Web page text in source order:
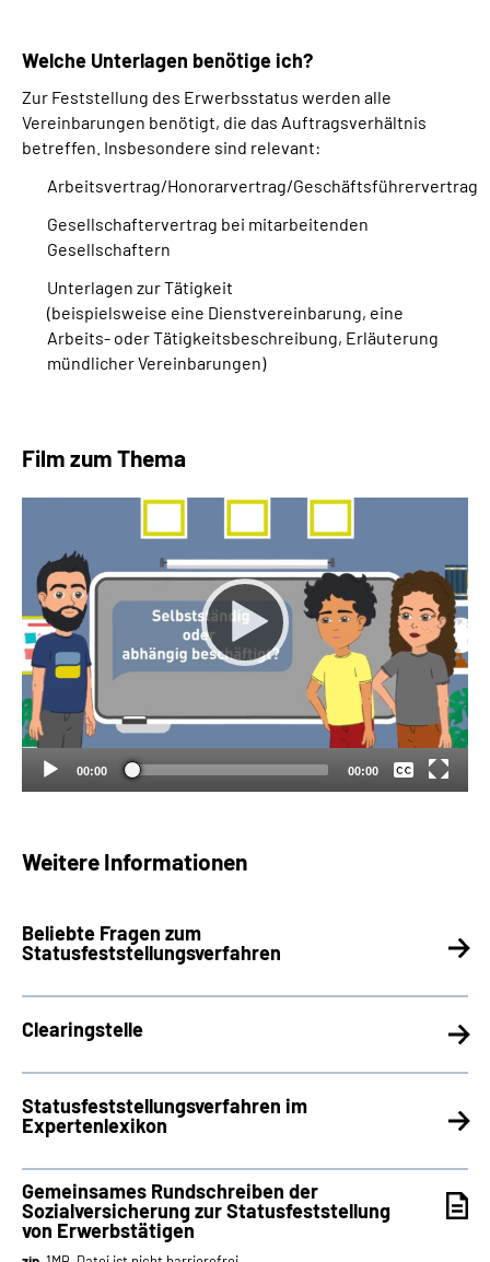
Welche Unterlagen benötige ich?
Zur Feststellung des Erwerbsstatus werden alle
Vereinbarungen benötigt, die das Auftragsverhältnis
betreffen. Insbesondere sind relevant:
Arbeitsvertrag/Honorarvertrag/Geschäftsführervertrag
Gesellschaftervertrag bei mitarbeitenden
Gesellschaftern
Unterlagen zur Tätigkeit
(beispielsweise eine Dienstvereinbarung, eine
Arbeits- oder Tätigkeitsbeschreibung, Erläuterung
mündlicher Vereinbarungen)
Film zum Thema
00:00 00:00
Keine
Deutsch
Weitere Informationen
Beliebte Fragen zum
Statusfeststellungsverfahren
Clearingstelle
Statusfeststellungsverfahren im
Expertenlexikon
Gemeinsames Rundschreiben der
Sozialversicherung zur Statusfeststellung
von Erwerbstätigen